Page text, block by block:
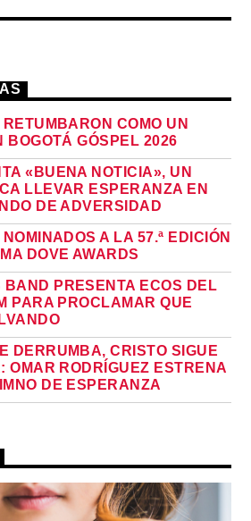
COMO UN
BOGOTÁ GÓSPEL 2026
«BUENA NOTICIA», UN
LLEVAR ESPERANZA EN
DE ADVERSIDAD
A LA 57.ª EDICIÓN
DOVE AWARDS
BAND PRESENTA ECOS DEL
PARA PROCLAMAR QUE
DERRUMBA, CRISTO SIGUE
OMAR RODRÍGUEZ ESTRENA
DE ESPERANZA